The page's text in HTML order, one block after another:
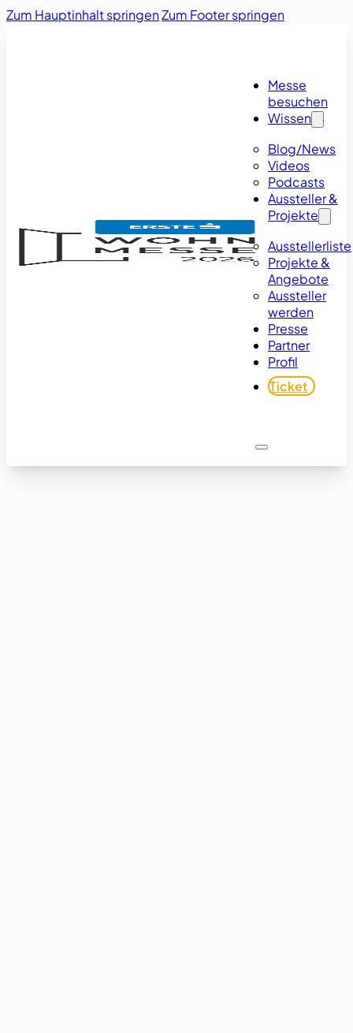
Zum Hauptinhalt springenZum Footer springen
Messe
besuchen
Wissen
Blog/News
Videos
Podcasts
Aussteller &
Projekte
Ausstellerliste
Projekte &
Angebote
Aussteller
werden
Presse
Partner
Profil
Ticket